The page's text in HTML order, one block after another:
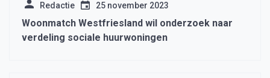
Redactie 25 november 2023
Woonmatch Westfriesland wil onderzoek naar
verdeling sociale huurwoningen